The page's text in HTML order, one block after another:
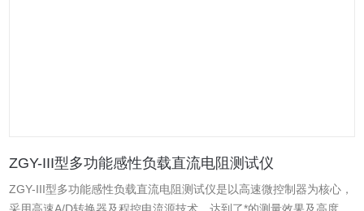
ZGY-III型多功能感性负载直流电阻测试仪
ZGY-III型多功能感性负载直流电阻测试仪是以高速微控制器为核心，